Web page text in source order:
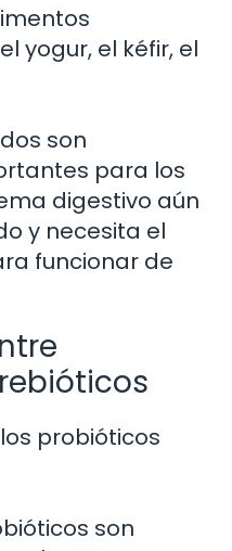
yogur, el kéfir, el
son
para los
digestivo aún
y necesita el
funcionar de
probióticos
son